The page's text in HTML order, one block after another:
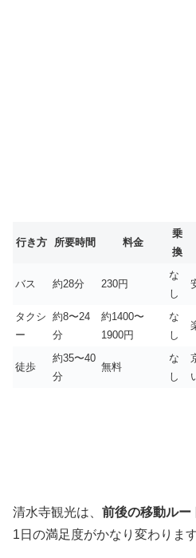
行き方 所要時間 料金
乗
換
バス 約28分 230円
な
し
タクシ
ー
約8〜24
分
約1400〜
1900円
な
し
徒歩
約35〜40
分
無料
な
し
清水寺観光は、 前後の移動ルー
1日の満足度がかなり変わります